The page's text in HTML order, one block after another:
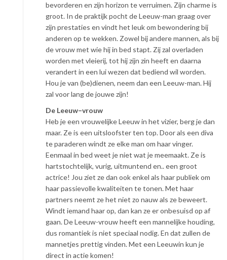
bevorderen en zijn horizon te verruimen. Zijn charme is
groot. In de praktijk pocht de Leeuw-man graag over
zijn prestaties en vindt het leuk om bewondering bij
anderen op te wekken. Zowel bij andere mannen, als bij
de vrouw met wie hij in bed stapt. Zij zal overladen
worden met vleierij, tot hij zijn zin heeft en daarna
verandert in een lui wezen dat bediend wil worden.
Hou je van (be)dienen, neem dan een Leeuw-man. Hij
zal voor lang de jouwe zijn!
De Leeuw–vrouw
Heb je een vrouwelijke Leeuw in het vizier, berg je dan
maar. Ze is een uitsloofster ten top. Door als een diva
te paraderen windt ze elke man om haar vinger.
Eenmaal in bed weet je niet wat je meemaakt. Ze is
hartstochtelijk, vurig, uitmuntend en.. een groot
actrice! Jou ziet ze dan ook enkel als haar publiek om
haar passievolle kwaliteiten te tonen. Met haar
partners neemt ze het niet zo nauw als ze beweert.
Windt iemand haar op, dan kan ze er onbesuisd op af
gaan. De Leeuw-vrouw heeft een mannelijke houding,
dus romantiek is niet speciaal nodig. En dat zullen de
mannetjes prettig vinden. Met een Leeuwin kun je
direct in actie komen!